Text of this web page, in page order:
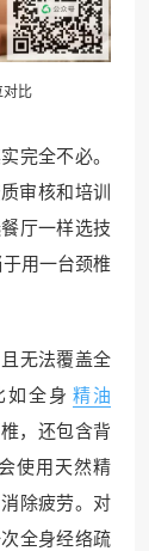
对比
完全不必。
审核和培训
厅一样选技
用一台颈椎
无法覆盖全
如全身 精油
，还包含背
使用天然精
除疲劳。对
全身经络疏